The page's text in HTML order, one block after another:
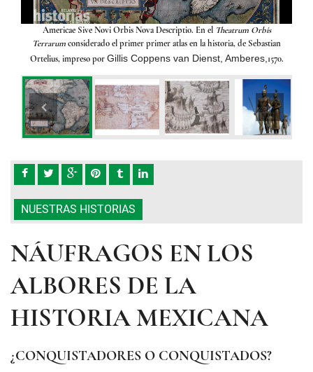
Americae Sive Novi Orbis Nova Descriptio. En el Theatrum Orbis
Terrarumconsiderado el primer primer atlas en la historia, de Sebastian
Ortelius, impreso porGillis Coppens van Dienst, Amberes, 1570.
NUESTRAS HISTORIAS
NÁUFRAGOS EN LOS
ALBORES DE LA
HISTORIA MEXICANA
¿CONQUISTADORES O CONQUISTADOS?